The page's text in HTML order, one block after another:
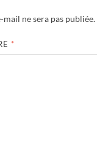
mail ne sera pas publiée.
*